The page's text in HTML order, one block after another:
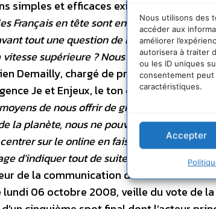
Nous utilisons des
accéder aux
améliorer
autorisera à traiter
ou les ID uniques
consentement
caractéristiques.
Accepter
simples et efficaces existent dès
Français en tête sont en train de
tout une question de bon sens. Si les
supérieure ? Nous devons changer
Demailly, chargé de programme
Je et Enjeux, le ton de la série se
moyens de nous offrir de grandes
la planète, nous ne pouvons pas être
sur le online en faisant le pari de
d’indiquer tout de suite si la campagne
de la communication du WWF. La série
lundi 06 octobre 2008, veille du vote de